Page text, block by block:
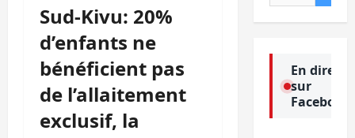
Sud-Kivu: 20%
d’enfants ne
bénéficient pas
de l’allaitement
exclusif, la
En direct
sur
Facebook